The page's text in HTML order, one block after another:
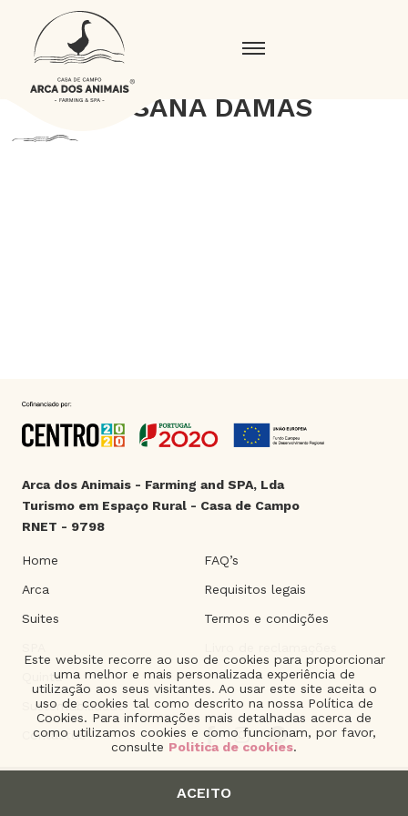
Este website recorre ao uso de cookies para proporcionar
uma melhor e mais personalizada experiência de
utilização aos seus visitantes. Ao usar este site aceita o
uso de cookies tal como descrito na nossa Política de
Cookies. Para informações mais detalhadas acerca de
como utilizamos cookies e como funcionam, por favor,
consulte Politica de cookies.
ACEITO
SUSANA DAMAS
Arca dos Animais - Farming and SPA, Lda
Turismo em Espaço Rural - Casa de Campo
RNET - 9798
Home
Arca
Suites
Quinta
Sustentabilidade
Contactos
FAQ’s
Requisitos legais
Termos e condições
2021 © Arca dos Animais. | Product of